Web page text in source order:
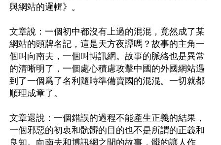
與網站的邏輯》。
文章說：一個初中都沒有上過的混混，竟然成了某
網站的頭牌名記，這是天方夜譚嗎？故事的主角一
個叫向南夫，一個叫博訊網。故事的脈絡也是異常
的清晰明了，一個處心積慮攻擊中國的外國網站遇
到了一個爲了名利隨時準備賣國的混混。一切就都
順理成章了。
文章還說：一個錯誤的過程不能產生正義的結果，
一個邪惡的初衷和骯髒的目的也不是所謂的正義和
良知。向南夫和博訊網之間的故事，髒的讓人作